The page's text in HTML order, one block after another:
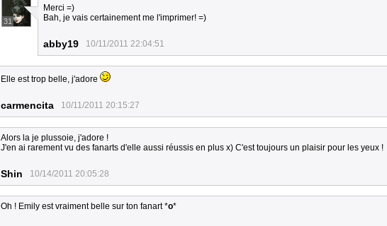
31
Merci =)
Bah, je vais certainement me l'imprimer! =)
abby19 10/11/2011 22:04:51
Elle est trop belle, j'adore
carmencita 10/11/2011 20:15:27
Alors la je plussoie, j'adore !
J'en ai rarement vu des fanarts d'elle aussi réussis en plus x) C'est toujours un plaisir pour les yeux !
Shin 10/14/2011 20:05:28
Oh ! Emily est vraiment belle sur ton fanart *o*